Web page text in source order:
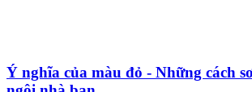
Ý nghĩa của màu đỏ - Những cách